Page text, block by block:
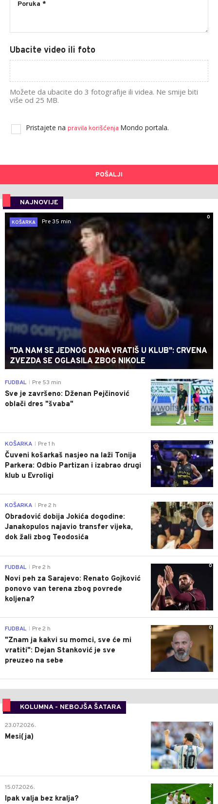
Ubacite video ili foto
Možete da ubacite do 3 fotografije ili videa. Ne smije biti
više od 25 MB.
Pristajete na pravila korišćenja Mondo portala.
POŠALJI
NAJNOVIJE
0
KOŠARKA
Pre 35 min
"DA NAM SE JEDNOG DANA VRATIŠ U KLUB": CRVENA
ZVEZDA SE OGLASILA ZBOG NIKOLE
0
FUDBAL Pre 53 min
Sve je završeno: Dženan Pejčinović
oblači dres "švaba"
0
KOŠARKA Pre 1 h
Čuveni košarkaš nasjeo na laži Tonija
Parkera: Odbio Partizan i izabrao drugi
klub u Evroligi
0
KOŠARKA Pre 2 h
Obradović dobija Jokića dogodine:
Janakopulos najavio transfer vijeka,
dok žali zbog Teodosića
0
FUDBAL Pre 2 h
Novi peh za Sarajevo: Renato Gojković
ponovo van terena zbog povrede
koljena?
0
FUDBAL Pre 2 h
"Znam ja kakvi su momci, sve će mi
vratiti": Dejan Stanković je sve
preuzeo na sebe
KOLUMNA - NEBOJŠA ŠATARA
0
23.07.2026.
Mesi(ja)
2
15.07.2026.
Ipak valja bez kralja?